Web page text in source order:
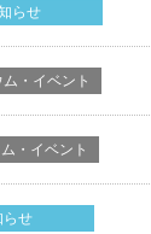
らせ
・イベント
・イベント
らせ